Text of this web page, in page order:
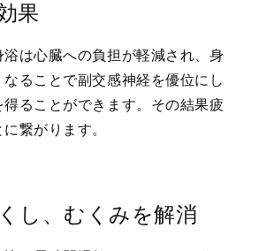
果
は心臓への負担が軽減され、身
ることで副交感神経を優位にし
得ることができます。その結果疲
繋がります。
し、むくみを解消